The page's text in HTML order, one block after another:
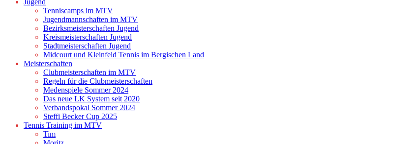
Tenniscamps im MTV
Jugendmannschaften im MTV
Bezirksmeisterschaften Jugend
Kreismeisterschaften Jugend
Stadtmeisterschaften Jugend
Midcourt und Kleinfeld Tennis im Bergischen Land
Meisterschaften
Clubmeisterschaften im MTV
Regeln für die Clubmeisterschaften
Medenspiele Sommer 2024
Das neue LK System seit 2020
Verbandspokal Sommer 2024
Steffi Becker Cup 2025
Tennis Training im MTV
Tim